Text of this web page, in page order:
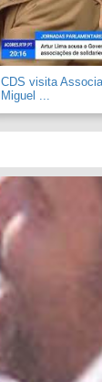
CDS visita
Miguel ...